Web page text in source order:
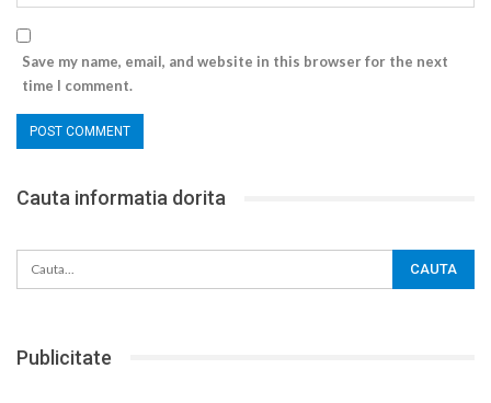
Save my name, email, and website in this browser for the next
time I comment.
Cauta informatia dorita
Publicitate